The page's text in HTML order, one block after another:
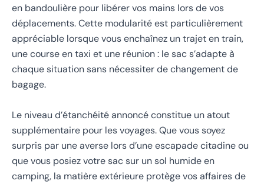
en bandoulière pour libérer vos mains lors de vos
déplacements. Cette modularité est particulièrement
appréciable lorsque vous enchaînez un trajet en train,
une course en taxi et une réunion : le sac s’adapte à
chaque situation sans nécessiter de changement de
bagage.
Le niveau d’étanchéité annoncé constitue un atout
supplémentaire pour les voyages. Que vous soyez
surpris par une averse lors d’une escapade citadine ou
que vous posiez votre sac sur un sol humide en
camping, la matière extérieure protège vos affaires de